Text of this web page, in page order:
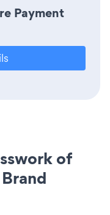
Payment
of